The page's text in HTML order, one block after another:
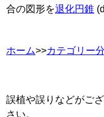
合の図形を退化円錐
ホーム>>カテゴリー
誤植や誤りなどがござ
さい。